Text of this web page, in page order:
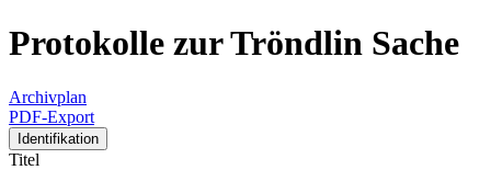
Protokolle zur Tröndlin Sache
Archivplan
PDF-Export
Identifikation
Titel